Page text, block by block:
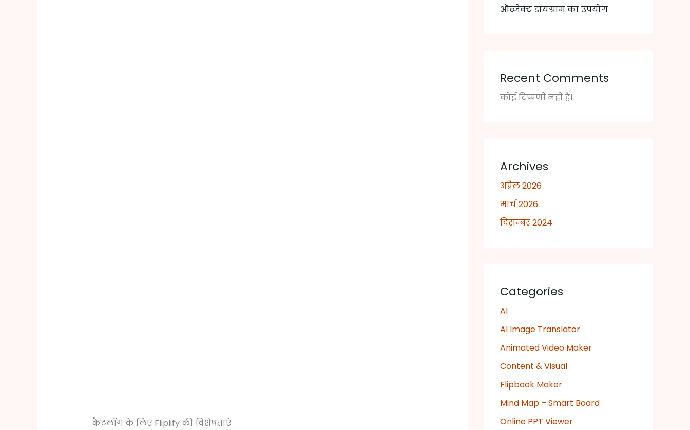
कैटलॉग के लिए Fliplify की विशेषताएं
ऑब्जेक्ट डायग्राम का उपयोग
Recent Comments
कोई टिप्पणी नही है।
Archives
अप्रैल 2026
मार्च 2026
दिसम्बर 2024
Categories
AI
AI Image Translator
Animated Video Maker
Content & Visual
Flipbook Maker
Mind Map – Smart Board
Online PPT Viewer